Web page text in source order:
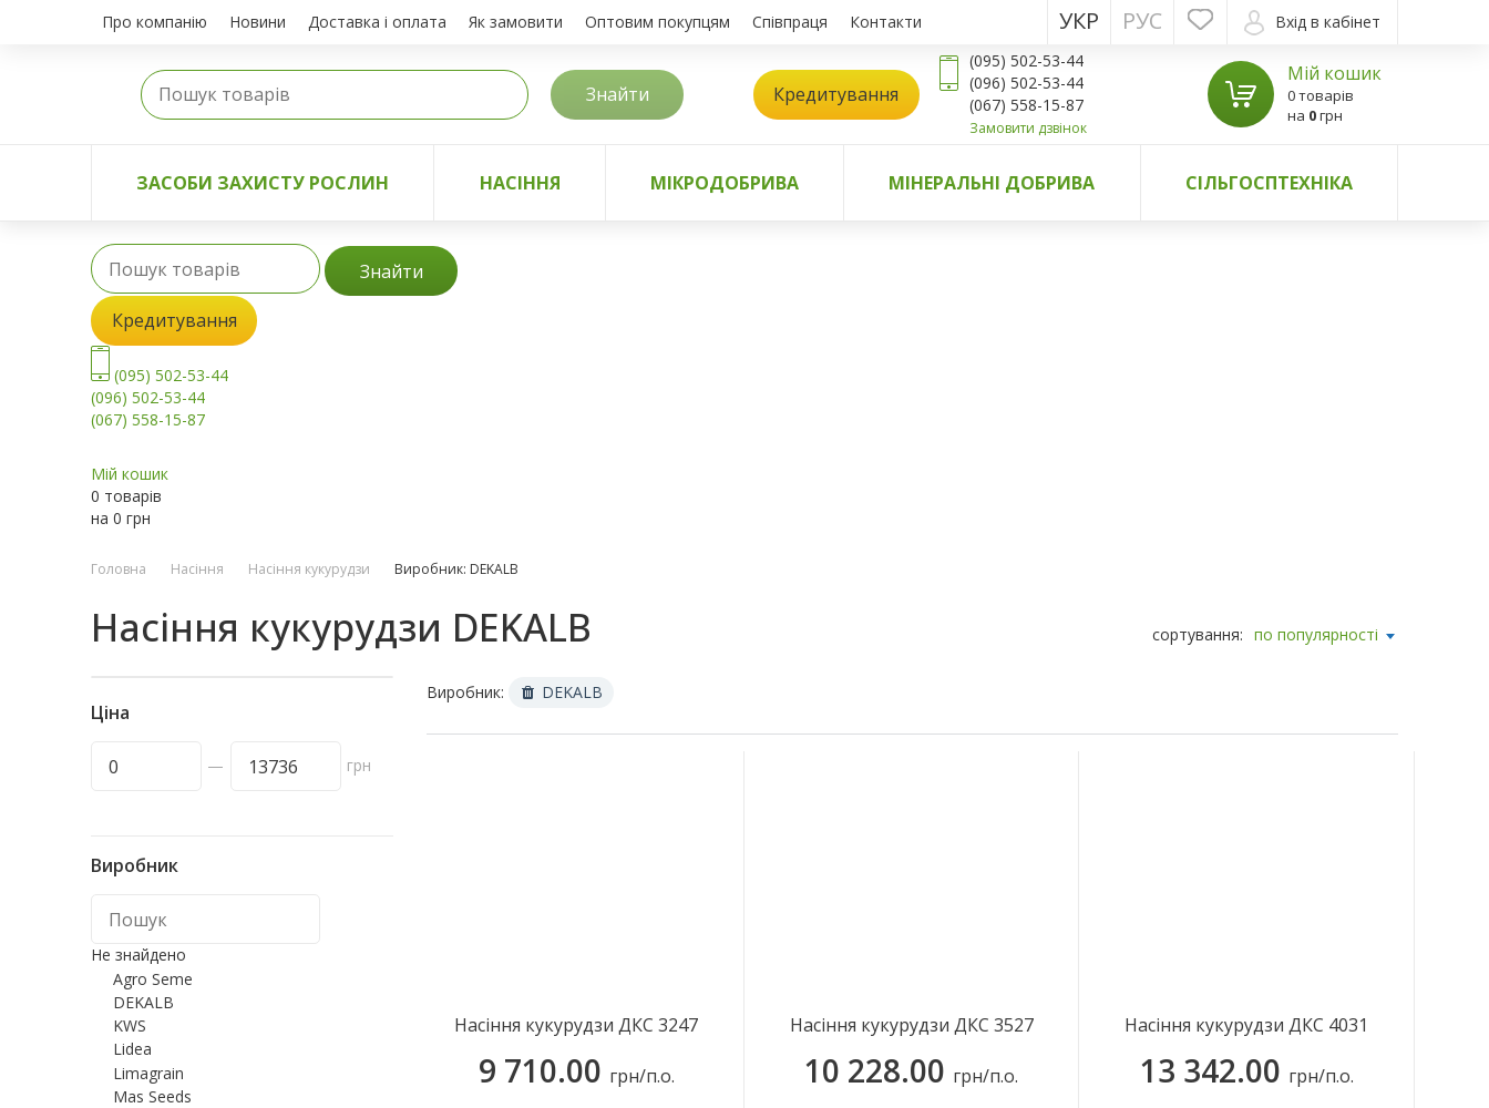
Про компанію Новини Доставка і оплата Як замовити Оптовим покупцям Співпраця Контакти Вхід в кабінет
РУС
УКР
Знайти Кредитування
(095) 502-53-44
(096) 502-53-44
(067) 558-15-87
Замовити дзвінок
Мій кошик
0 товарів
на 0грн
ЗАСОБИ ЗАХИСТУ РОСЛИН НАСІННЯ МІКРОДОБРИВА МІНЕРАЛЬНІ ДОБРИВА СІЛЬГОСПТЕХНІКА
Знайти
Кредитування
(095) 502-53-44
(096) 502-53-44
(067) 558-15-87
Мій кошик
0 товарів
на 0 грн
Головна Насіння Насіння кукурудзи Виробник: DEKALB
Насіння кукурудзи DEKALB сортування: по популярності
Ціна
— грн
Виробник
Не знайдено
Agro Seme
DEKALB
KWS
Lidea
Limagrain
Mas Seeds
Виробник: DEKALB
Насіння кукурудзи ДКС 3247
9 710.00 грн/п.о.
Насіння кукурудзи ДКС 3527
10 228.00 грн/п.о.
Насіння кукурудзи ДКС 4031
13 342.00 грн/п.о.